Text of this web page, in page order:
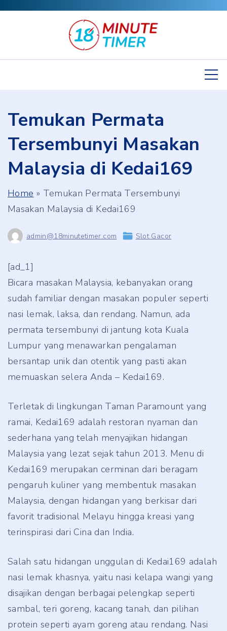
Temukan Permata
Tersembunyi Masakan
Malaysia di Kedai169
Home » Temukan Permata Tersembunyi
Masakan Malaysia di Kedai169
admin@18minutetimer.com Slot Gacor
[ad_1]
Bicara masakan Malaysia, kebanyakan orang
sudah familiar dengan masakan populer seperti
nasi lemak, laksa, dan rendang. Namun, ada
permata tersembunyi di jantung kota Kuala
Lumpur yang menawarkan pengalaman
bersantap unik dan otentik yang pasti akan
memuaskan selera Anda – Kedai169.
Terletak di lingkungan Taman Paramount yang
ramai, Kedai169 adalah restoran nyaman dan
sederhana yang telah menyajikan hidangan
Malaysia yang lezat sejak tahun 2013. Menu di
Kedai169 merupakan cerminan dari beragam
pengaruh kuliner yang membentuk masakan
Malaysia, dengan hidangan yang berkisar dari
favorit tradisional Melayu hingga kreasi yang
terinspirasi dari Cina dan India.
Salah satu hidangan unggulan di Kedai169 adalah
nasi lemak khasnya, yaitu nasi kelapa wangi yang
disajikan dengan berbagai pelengkap seperti
sambal, teri goreng, kacang tanah, dan pilihan
protein seperti ayam goreng atau rendang. Nasi